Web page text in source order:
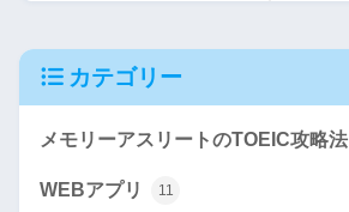
カテゴリー
メモリーアスリートのTOEIC攻略法
WEBアプリ 11